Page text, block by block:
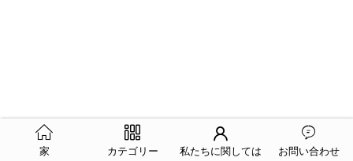
家 カテゴリー 私たちに関しては お問い合わせ